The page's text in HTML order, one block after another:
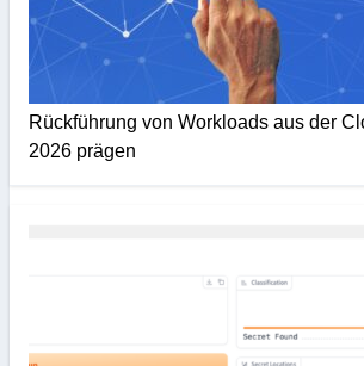
Rückführung von Workloads aus der
2026 prägen